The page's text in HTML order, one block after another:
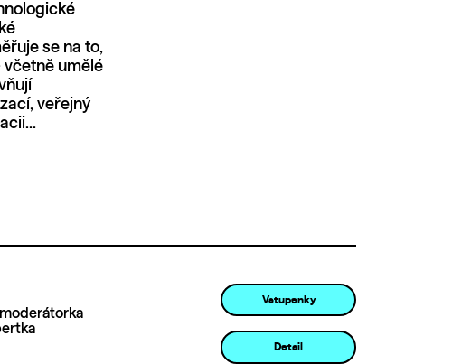
se na to,
včetně umělé
veřejný
Vstupenky
Detail